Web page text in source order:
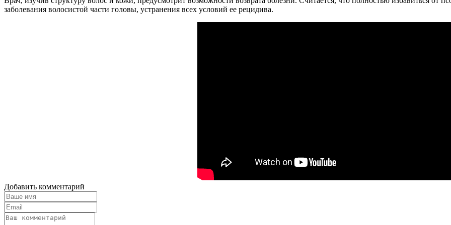
заболевания волосистой части головы, устранения всех условий ее рецидива.
Добавить комментарий